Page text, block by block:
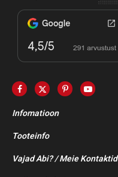
Infomatioon
Tooteinfo
Vajad Abi? / Meie Kontaktid